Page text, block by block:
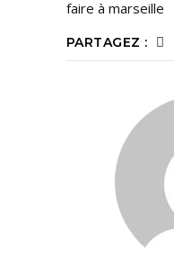
faire à marseille
PARTAGEZ :